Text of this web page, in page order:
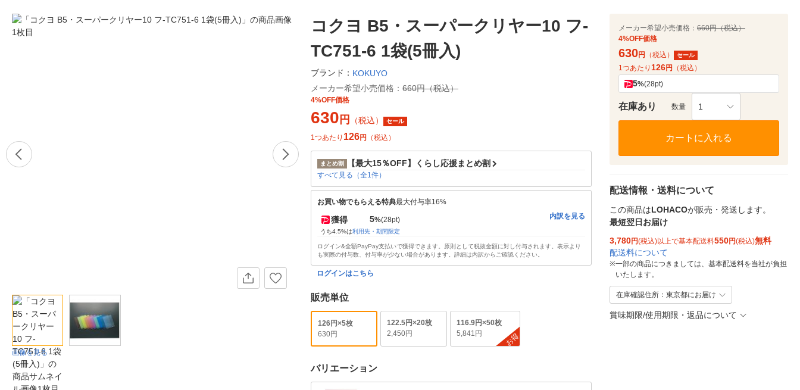
画像を見る
コクヨ B5・スーパークリヤー10 フ-
TC751-6 1袋(5冊入)
ブランド： KOKUYO
メーカー希望小売価格： 660円（税込）
4%OFF価格
630 円 （税込） セール
1つあたり 126円 （税込）
まとめ割 【最大15％OFF】くらし応援まとめ割
すべて見る（全1件）
お買い物でもらえる特典最大付与率16%
獲得 5%(28pt)
うち4.5%は利用先・期間限定
内訳を見る
ログイン&全額PayPay支払いで獲得できます。原則として税抜金額に対し付与されます。表示より
も実際の付与数、付与率が少ない場合があります。詳細は内訳からご確認ください。
ログインはこちら
販売単位
126円×5枚
630円
122.5円×20枚
2,450円
116.9円×50枚
5,841円
お得
バリエーション
メーカー希望小売価格： 660円（税込）
4%OFF価格
630円 （税込） セール
1つあたり 126円 （税込）
5%(28pt)
在庫あり 数量 1
カートに入れる
配送情報・送料について
この商品はLOHACOが販売・発送します。
最短翌日お届け
3,780円(税込)以上で基本配送料550円(税込)無料
配送料について
※一部の商品につきましては、基本配送料を当社が負担
いたします。
在庫確認住所：東京都にお届け
賞味期限/使用期限・返品について